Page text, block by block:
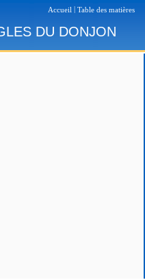
Accueil Table des matières
DU DONJON